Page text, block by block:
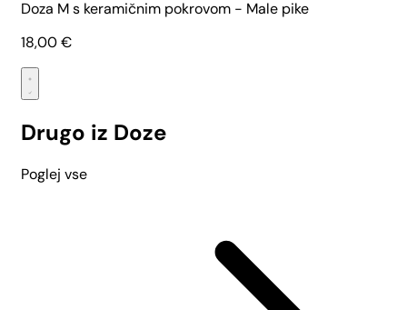
Doza M s keramičnim pokrovom - Male pike
18,00€
Drugo iz Doze
Poglej vse